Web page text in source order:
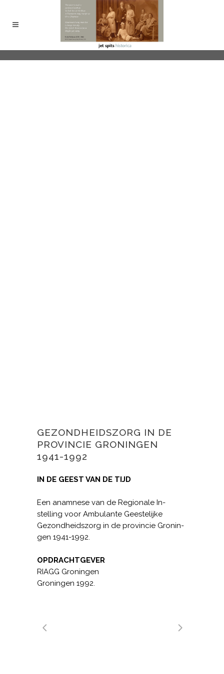
GEZONDHEIDSZORG IN DE
PROVINCIE GRONINGEN
1941-1992
IN DE GEEST VAN DE TIJD
Een anamnese van de Regionale In­
stelling voor Ambulante Geestelijke
Gezondheidszorg in de provincie Gronin­
gen 1941-1992.
OPDRACHTGEVER
RIAGG Groningen
Groningen 1992.